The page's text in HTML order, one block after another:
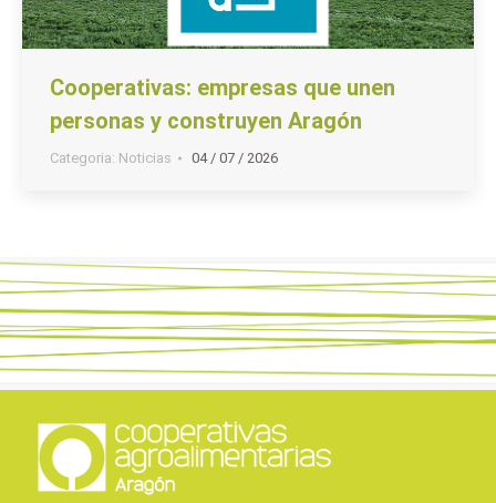
Cooperativas: empresas que unen
personas y construyen Aragón
Categoria: Noticias 04 / 07 / 2026